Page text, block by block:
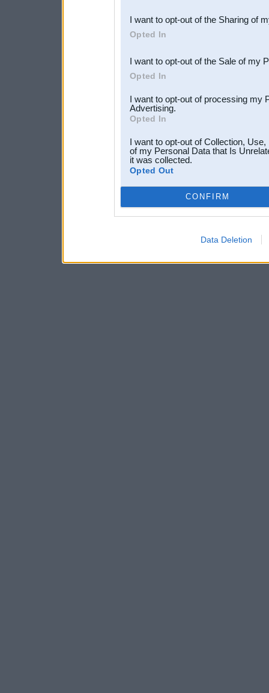
Downstream Participants
third parties.
I want to opt-out of the Sharing of
Opted In
I want to opt-out of the Sale of my
Opted In
I want to opt-out of processing my
Advertising.
Opted In
I want to opt-out of Collection,
of my Personal Data that Is
it was collected.
Opted Out
CONFIRM
Data Deletion